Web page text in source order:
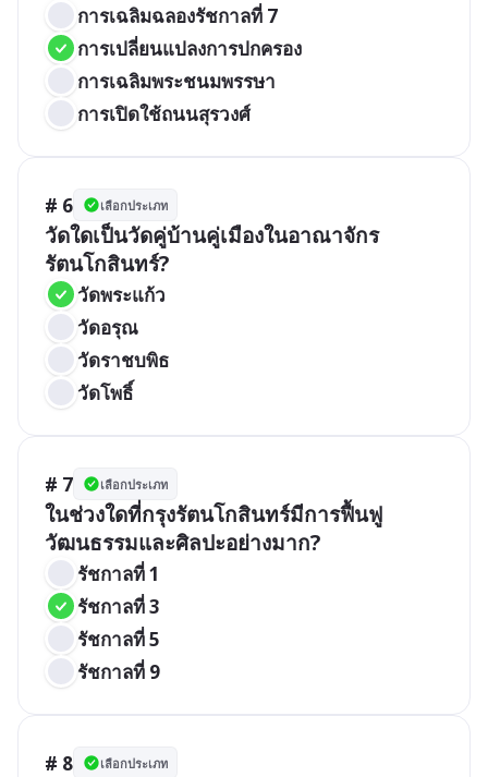
การเฉลิมฉลองรัชกาลที่ 7
การเปลี่ยนแปลงการปกครอง
การเฉลิมพระชนมพรรษา
การเปิดใช้ถนนสุรวงศ์
# 6 เลือกประเภท
วัดใดเป็นวัดคู่บ้านคู่เมืองในอาณาจักร
รัตนโกสินทร์?
วัดพระแก้ว
วัดอรุณ
วัดราชบพิธ
วัดโพธิ์
# 7 เลือกประเภท
ในช่วงใดที่กรุงรัตนโกสินทร์มีการฟื้นฟู
วัฒนธรรมและศิลปะอย่างมาก?
รัชกาลที่ 1
รัชกาลที่ 3
รัชกาลที่ 5
รัชกาลที่ 9
# 8 เลือกประเภท